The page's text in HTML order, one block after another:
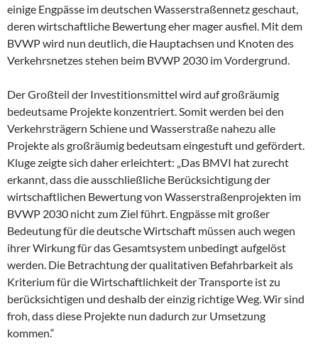
einige Engpässe im deutschen Wasserstraßennetz geschaut,
deren wirtschaftliche Bewertung eher mager ausfiel. Mit dem
BVWP wird nun deutlich, die Hauptachsen und Knoten des
Verkehrsnetzes stehen beim BVWP 2030 im Vordergrund.
Der Großteil der Investitionsmittel wird auf großräumig
bedeutsame Projekte konzentriert. Somit werden bei den
Verkehrsträgern Schiene und Wasserstraße nahezu alle
Projekte als großräumig bedeutsam eingestuft und gefördert.
Kluge zeigte sich daher erleichtert: „Das BMVI hat zurecht
erkannt, dass die ausschließliche Berücksichtigung der
wirtschaftlichen Bewertung von Wasserstraßenprojekten im
BVWP 2030 nicht zum Ziel führt. Engpässe mit großer
Bedeutung für die deutsche Wirtschaft müssen auch wegen
ihrer Wirkung für das Gesamtsystem unbedingt aufgelöst
werden. Die Betrachtung der qualitativen Befahrbarkeit als
Kriterium für die Wirtschaftlichkeit der Transporte ist zu
berücksichtigen und deshalb der einzig richtige Weg. Wir sind
froh, dass diese Projekte nun dadurch zur Umsetzung
kommen.“